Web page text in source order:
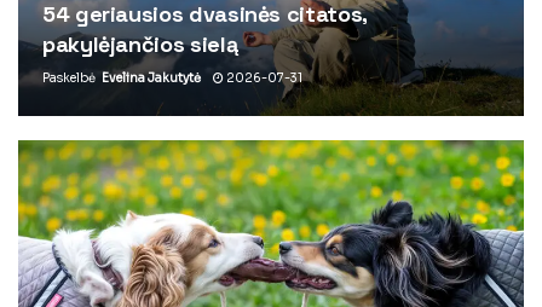
54 geriausios dvasinės citatos,
pakylėjančios sielą
Paskelbė Evelina Jakutytė 2026-07-31